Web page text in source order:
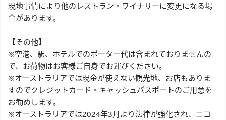
現地事情により他のレストラン・ワイナリーに変更になる場
合があります。
【その他】
※空港、駅、ホテルでのポーター代は含まれておりませんの
で、お荷物はお客様ご自身でお運びください。
※オーストラリアでは現金が使えない観光地、お店もありま
すのでクレジットカード・キャッシュパスポートのご用意を
お勧めします。
※オーストラリアでは2024年3月より法律が強化され、ニコ